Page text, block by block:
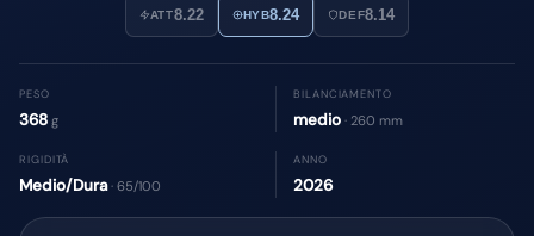
ATT8.22 HYB8.24 DEF8.14
PESO
368 g
BILANCIAMENTO
medio · 260 mm
RIGIDITÀ
Medio/Dura· 65/100
ANNO
2026